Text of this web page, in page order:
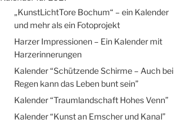
„KunstLichtTore Bochum“ – ein Kalender
und mehr als ein Fotoprojekt
Harzer Impressionen – Ein Kalender mit
Harzerinnerungen
Kalender “Schützende Schirme – Auch bei
Regen kann das Leben bunt sein”
Kalender “Traumlandschaft Hohes Venn”
Kalender “Kunst an Emscher und Kanal”